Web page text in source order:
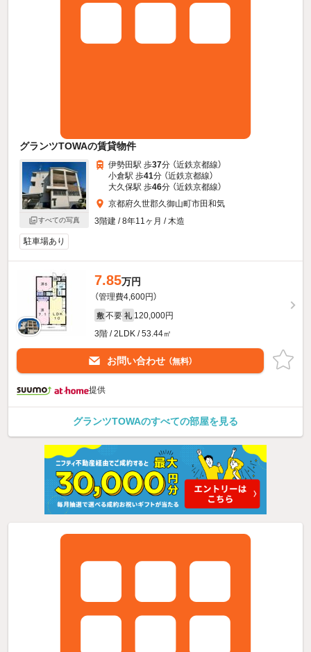
グランツTOWAの賃貸物件
すべての写真
伊勢田駅 歩37分 （近鉄京都線）
小倉駅 歩41分 （近鉄京都線）
大久保駅 歩46分 （近鉄京都線）
京都府久世郡久御山町市田和気
3階建 / 8年11ヶ月 / 木造
駐車場あり
7.85万円
（管理費4,600円）
敷 不要 礼 120,000円
3階 / 2LDK / 53.44㎡
お問い合わせ （無料）
提供
グランツTOWAのすべての部屋を見る